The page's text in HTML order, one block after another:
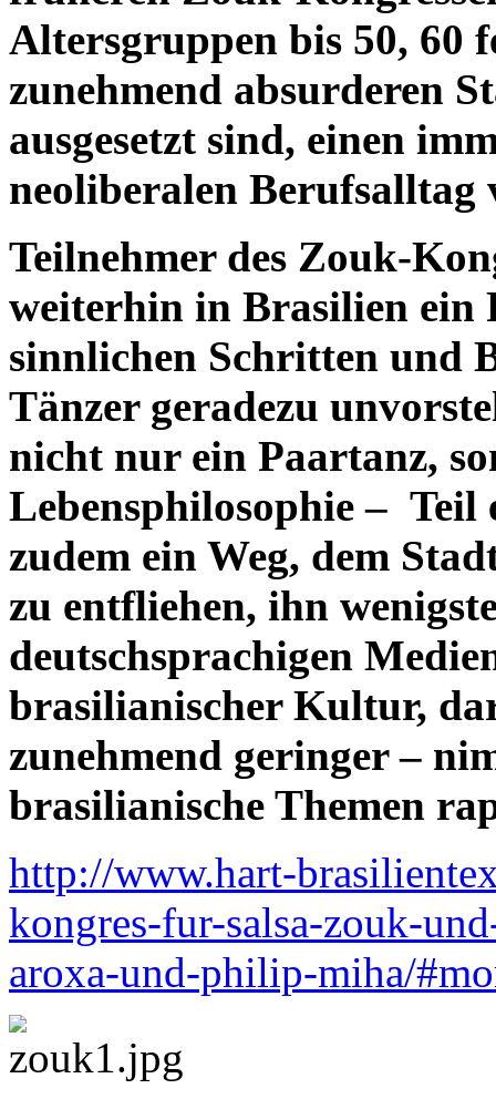
Altersgruppen bis 50, 60
zunehmend absurderen
ausgesetzt sind, einen
neoliberalen
Teilnehmer des Zouk-
weiterhin in Brasilien ein
sinnlichen Schritten und
Tänzer geradezu
nicht nur ein Paartanz,
Lebensphilosophie – Teil
zudem ein Weg, dem
zu entfliehen, ihn
deutschsprachigen
brasilianischer Kultur,
zunehmend geringer –
brasilianische Themen
http://www.hart-
kongres-fur-salsa-zouk-
aroxa-und-philip-miha/